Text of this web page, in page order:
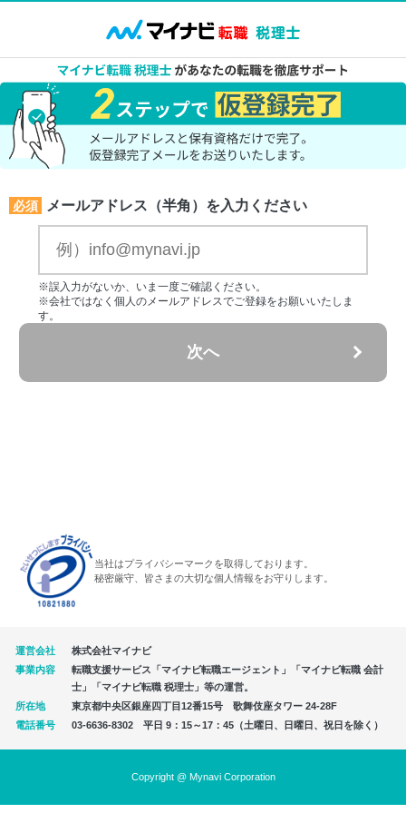
必須 メールアドレス（半角）を入力ください
※誤入力がないか、いま一度ご確認ください。
※会社ではなく個人のメールアドレスでご登録をお願いいたしま
す。
次へ
当社はプライバシーマークを取得しております。
秘密厳守、皆さまの大切な個人情報をお守りします。
運営会社
株式会社マイナビ
事業内容
転職支援サービス「マイナビ転職エージェント」「マイナビ転職 会計
士」「マイナビ転職 税理士」等の運営。
所在地
東京都中央区銀座四丁目12番15号 歌舞伎座タワー 24-28F
電話番号
03-6636-8302 平日 9：15～17：45（土曜日、日曜日、祝日を除く）
Copyright @ Mynavi Corporation